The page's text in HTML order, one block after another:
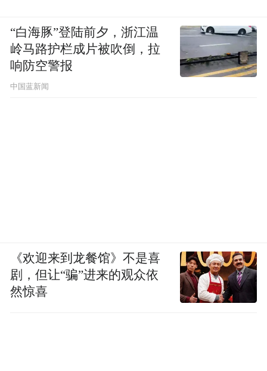
“白海豚”登陆前夕，浙江温
岭马路护栏成片被吹倒，拉
响防空警报
中国蓝新闻
《欢迎来到龙餐馆》不是喜
剧，但让“骗”进来的观众依
然惊喜